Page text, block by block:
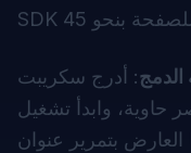
الدمج: أدرج سكريبت JavaScript SDK للعارض
وابدأ تشغيل
العارض بتمرير عنوان URL للملف وأي علامات أمان